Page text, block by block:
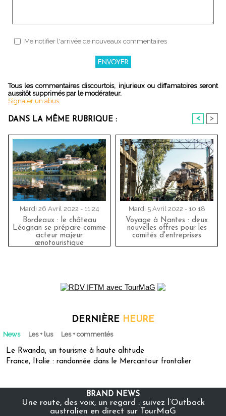
Me notifier l'arrivée de nouveaux commentaires
Tous les commentaires discourtois, injurieux ou diffamatoires seront
aussitôt supprimés par le modérateur.
Signaler un abus
DANS LA MÊME RUBRIQUE : < >
Mardi 26 Avril 2022 - 11:24
Bordeaux : le château
Léognan se prépare comme
acteur majeur
œnotouristique
Mardi 5 Avril 2022 - 10:18
Voyage à Nantes : deux
nouvelles offres pour les
comités d'entreprises
DERNIÈRE HEURE
News Les + lus Les + commentés
Le Rwanda, un tourisme à haute altitude
France, Italie : randonnée dans le Mercantour frontalier
BRAND NEWS
Une route, des voix, un regard : suivez l’Outback
australien en direct sur TourMaG